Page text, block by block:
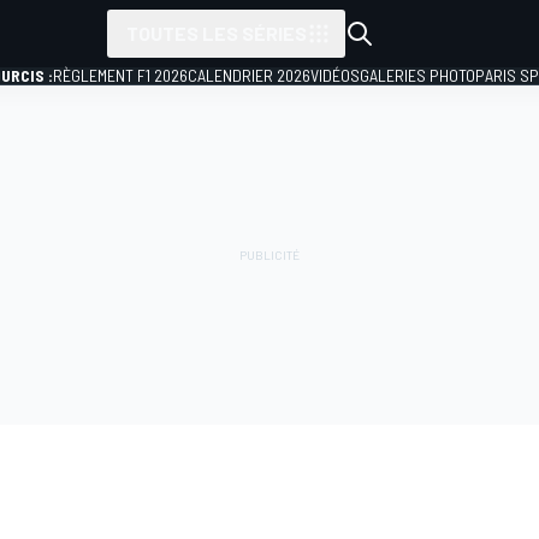
:RÈGLEMENT F1 2026CALENDRIER 2026VIDÉOSGALERIES PHOTOPARIS